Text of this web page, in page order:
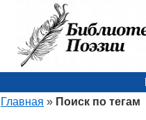
Главная » Поиск по тегам